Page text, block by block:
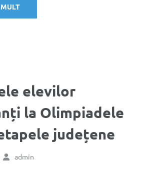
elevilor
la Olimpiadele
județene
admin